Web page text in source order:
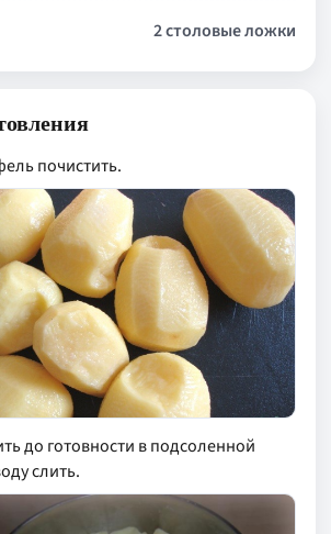
2 столовые ложки
почистить.
до готовности в подсоленной
слить.